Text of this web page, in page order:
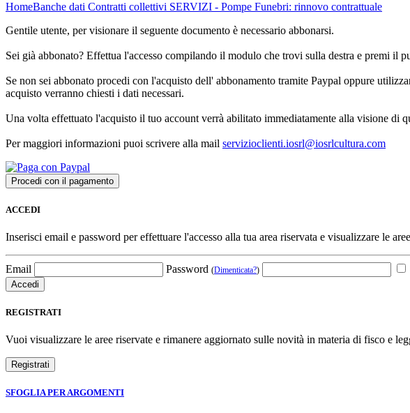
HomeBanche dati Contratti collettivi SERVIZI - Pompe Funebri: rinnovo contrattuale
Gentile utente, per visionare il seguente documento è necessario abbonarsi.
Sei già abbonato? Effettua l'accesso compilando il modulo che trovi sulla destra e premi il
Se non sei abbonato procedi con l'acquisto dell' abbonamento tramite Paypal oppure
acquisto verranno chiesti i dati necessari.
Una volta effettuato l'acquisto il tuo account verrà abilitato immediatamente alla visione di
Per maggiori informazioni puoi scrivere alla mail servizioclienti.iosrl@iosrlcultura.com
ACCEDI
Inserisci email e password per effettuare l'accesso alla tua area riservata e visualizzare le
Email Password (Dimenticata?)
REGISTRATI
Vuoi visualizzare le aree riservate e rimanere aggiornato sulle novità in materia di fisco e
SFOGLIA PER ARGOMENTI